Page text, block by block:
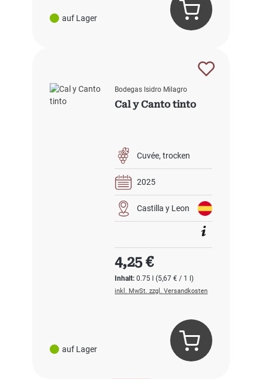
auf Lager
auf Lager
Bodegas Isidro Milagro
Cal y Canto tinto
Cuvée trocken
2025
Castilla y Leon
Inhalt:0.75 l(5,67 € / 1 l)
Regulärer Preis:
4,25 €
inkl. MwSt. zzgl. Versandkosten